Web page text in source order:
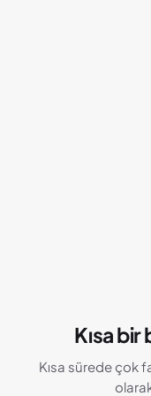
Kısa
Kısa sürede çok